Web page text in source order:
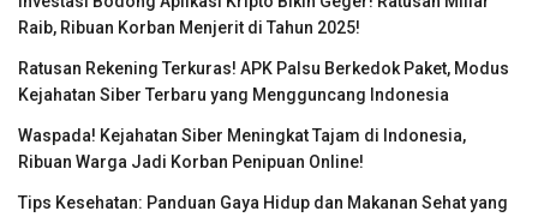
Raib, Ribuan Korban Menjerit di Tahun 2025!
Ratusan Rekening Terkuras! APK Palsu Berkedok Paket, Modus
Kejahatan Siber Terbaru yang Mengguncang Indonesia
Waspada! Kejahatan Siber Meningkat Tajam di Indonesia,
Ribuan Warga Jadi Korban Penipuan Online!
Tips Kesehatan: Panduan Gaya Hidup dan Makanan Sehat yang